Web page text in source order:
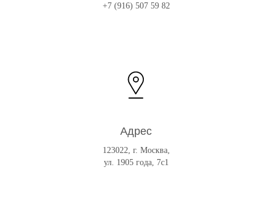
+7 (916) 507 59 82
Адрес
123022, г. Москва,
ул. 1905 года, 7с1